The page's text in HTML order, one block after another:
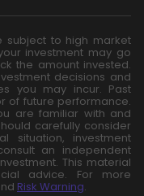
subject to high market
investment may go
the amount invested.
decisions and
you may incur. Past
of future performance.
are familiar with and
carefully consider
situation, investment
an independent
This material
advice. For more
Risk Warning.